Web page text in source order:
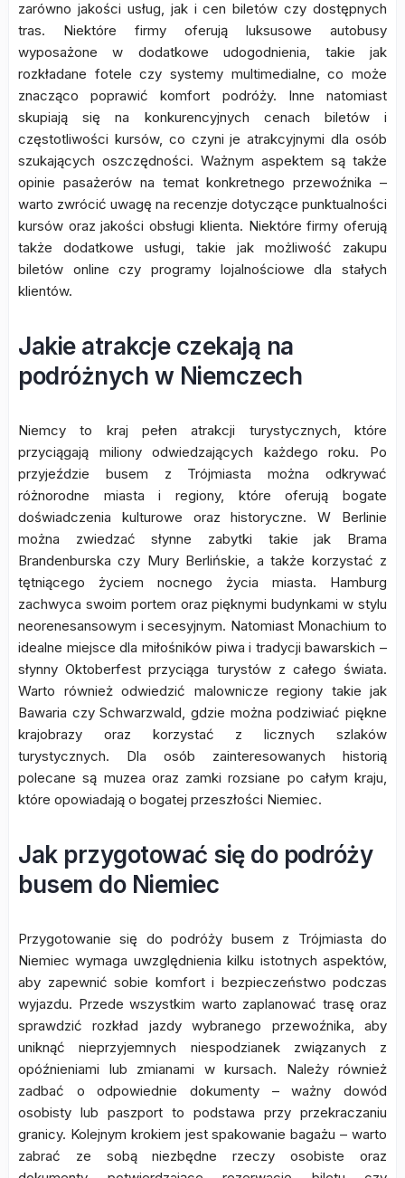
zarówno jakości usług, jak i cen biletów czy dostępnych
tras. Niektóre firmy oferują luksusowe autobusy
wyposażone w dodatkowe udogodnienia, takie jak
rozkładane fotele czy systemy multimedialne, co może
znacząco poprawić komfort podróży. Inne natomiast
skupiają się na konkurencyjnych cenach biletów i
częstotliwości kursów, co czyni je atrakcyjnymi dla osób
szukających oszczędności. Ważnym aspektem są także
opinie pasażerów na temat konkretnego przewoźnika –
warto zwrócić uwagę na recenzje dotyczące punktualności
kursów oraz jakości obsługi klienta. Niektóre firmy oferują
także dodatkowe usługi, takie jak możliwość zakupu
biletów online czy programy lojalnościowe dla stałych
klientów.
Jakie atrakcje czekają na
podróżnych w Niemczech
Niemcy to kraj pełen atrakcji turystycznych, które
przyciągają miliony odwiedzających każdego roku. Po
przyjeździe busem z Trójmiasta można odkrywać
różnorodne miasta i regiony, które oferują bogate
doświadczenia kulturowe oraz historyczne. W Berlinie
można zwiedzać słynne zabytki takie jak Brama
Brandenburska czy Mury Berlińskie, a także korzystać z
tętniącego życiem nocnego życia miasta. Hamburg
zachwyca swoim portem oraz pięknymi budynkami w stylu
neorenesansowym i secesyjnym. Natomiast Monachium to
idealne miejsce dla miłośników piwa i tradycji bawarskich –
słynny Oktoberfest przyciąga turystów z całego świata.
Warto również odwiedzić malownicze regiony takie jak
Bawaria czy Schwarzwald, gdzie można podziwiać piękne
krajobrazy oraz korzystać z licznych szlaków
turystycznych. Dla osób zainteresowanych historią
polecane są muzea oraz zamki rozsiane po całym kraju,
które opowiadają o bogatej przeszłości Niemiec.
Jak przygotować się do podróży
busem do Niemiec
Przygotowanie się do podróży busem z Trójmiasta do
Niemiec wymaga uwzględnienia kilku istotnych aspektów,
aby zapewnić sobie komfort i bezpieczeństwo podczas
wyjazdu. Przede wszystkim warto zaplanować trasę oraz
sprawdzić rozkład jazdy wybranego przewoźnika, aby
uniknąć nieprzyjemnych niespodzianek związanych z
opóźnieniami lub zmianami w kursach. Należy również
zadbać o odpowiednie dokumenty – ważny dowód
osobisty lub paszport to podstawa przy przekraczaniu
granicy. Kolejnym krokiem jest spakowanie bagażu – warto
zabrać ze sobą niezbędne rzeczy osobiste oraz